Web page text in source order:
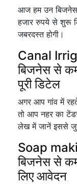
आज हम उन बिजनेस
हजार रुपये से शुरू
जबरदस्त होगी।
Canal
बिजनेस से
पूरी डिटेल
अगर आप गांव में
तो आप नहर का
लेख में जानें इससे
Soap
बिजनेस से
लिए आवेदन